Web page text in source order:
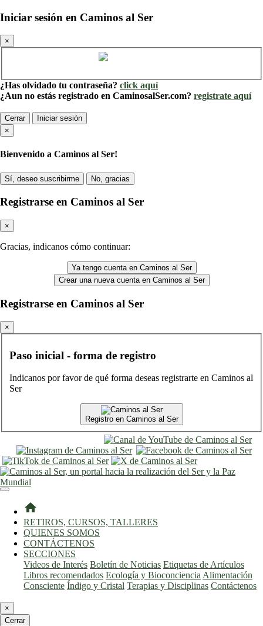
Iniciar sesión en Caminos al Ser
×
¿Has olvidado tu contraseña? click aquí
¿Aun no estás registrado en CaminosalSer.com? registrate aquí
Cerrar
Iniciar sesión
×
Bienvenido a Caminos al Ser!
Sí, deseo suscribirme No, gracias
Registrarse en Caminos al Ser
×
Gracias, indicanos cómo continuar:
Ya tengo cuenta en Caminos al Ser
Crear una nueva cuenta en Caminos al Ser
Registrarse en Caminos al Ser
×
Paso inicial - forma de registro
Indicanos por favor de qué forma deseas registrarte en Caminos al
Ser
Registro en Caminos al Ser
home
RETIROS, CURSOS, TALLERES
QUIENES SOMOS
CONTÁCTENOS
SECCIONES
Videos de Interés Boletín de Noticias Etiquetas de Artículos
Libros recomendados Ecología y Bioconciencia Alimentación
Consciente Índigo y Cristal Terapias y Disciplinas Contáctenos
×
Cerrar